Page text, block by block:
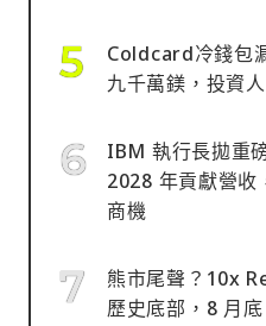
Coldcard冷錢包
九千萬鎂，投資
IBM 執行長拋重
2028 年貢獻營收
商機
熊市尾聲？10x
歷史底部，8 月